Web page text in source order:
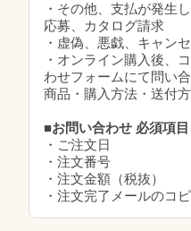
・その他、支払が発生
応募、カタログ請求
・虚偽、悪戯、キャン
・オンライン購入後、
わせフォームにて問い
商品・購入方法・送付
■お問い合わせ 必須項目
・ご注文日
・注文番号
・注文金額（税抜）
・注文完了メールのコ